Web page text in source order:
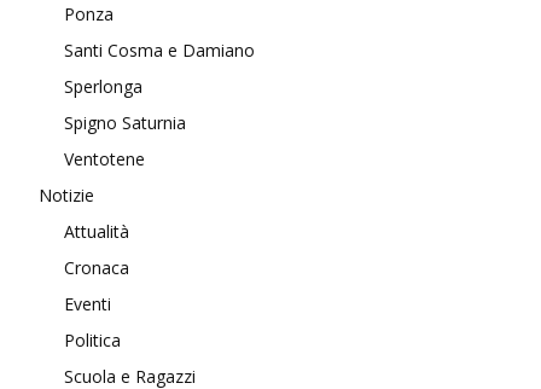
Ponza
Santi Cosma e Damiano
Sperlonga
Spigno Saturnia
Ventotene
Notizie
Attualità
Cronaca
Eventi
Politica
Scuola e Ragazzi